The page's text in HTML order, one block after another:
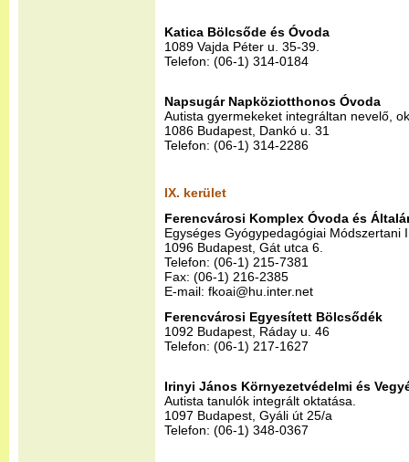
Katica Bölcsőde és Óvoda
1089 Vajda Péter u. 35-39.
Telefon: (06-1) 314-0184
Napsugár Napköziotthonos Óvoda
Autista gyermekeket integráltan nevelő,
1086 Budapest, Dankó u. 31
Telefon: (06-1) 314-2286
IX. kerület
Ferencvárosi Komplex Óvoda és
Egységes Gyógypedagógiai Módszertani
1096 Budapest, Gát utca 6.
Telefon: (06-1) 215-7381
Fax: (06-1) 216-2385
E-mail: fkoai@hu.inter.net
Ferencvárosi Egyesített Bölcsődék
1092 Budapest, Ráday u. 46
Telefon: (06-1) 217-1627
Irinyi János Környezetvédelmi és
Autista tanulók integrált oktatása.
1097 Budapest, Gyáli út 25/a
Telefon: (06-1) 348-0367